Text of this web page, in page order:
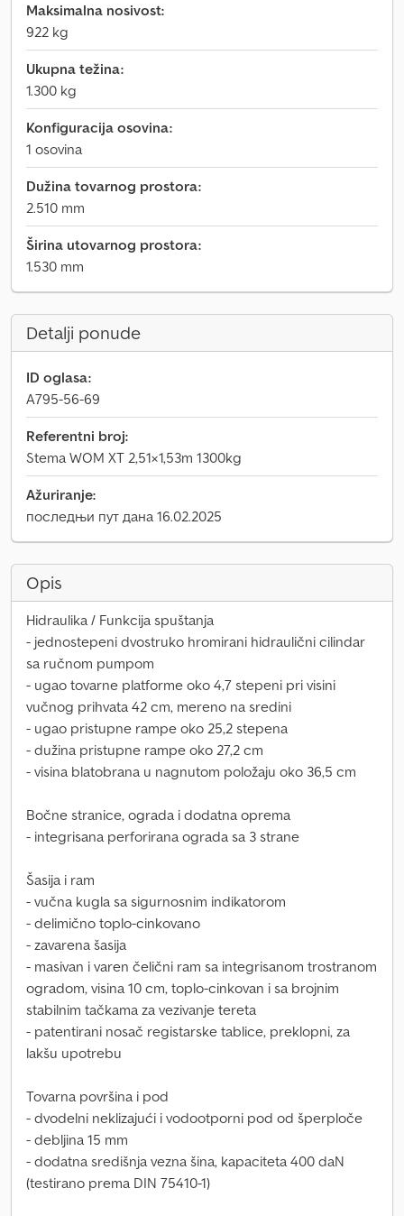
Maksimalna nosivost:
922 kg
Ukupna težina:
1.300 kg
Konfiguracija osovina:
1 osovina
Dužina tovarnog prostora:
2.510 mm
Širina utovarnog prostora:
1.530 mm
Detalji ponude
ID oglasa:
A795-56-69
Referentni broj:
Stema WOM XT 2,51×1,53m 1300kg
Ažuriranje:
последњи пут дана 16.02.2025
Opis
Hidraulika / Funkcija spuštanja
- jednostepeni dvostruko hromirani hidraulični cilindar
sa ručnom pumpom
- ugao tovarne platforme oko 4,7 stepeni pri visini
vučnog prihvata 42 cm, mereno na sredini
- ugao pristupne rampe oko 25,2 stepena
- dužina pristupne rampe oko 27,2 cm
- visina blatobrana u nagnutom položaju oko 36,5 cm
Bočne stranice, ograda i dodatna oprema
- integrisana perforirana ograda sa 3 strane
Šasija i ram
- vučna kugla sa sigurnosnim indikatorom
- delimično toplo-cinkovano
- zavarena šasija
- masivan i varen čelični ram sa integrisanom trostranom
ogradom, visina 10 cm, toplo-cinkovan i sa brojnim
stabilnim tačkama za vezivanje tereta
- patentirani nosač registarske tablice, preklopni, za
lakšu upotrebu
Tovarna površina i pod
- dvodelni neklizajući i vodootporni pod od šperploče
- debljina 15 mm
- dodatna središnja vezna šina, kapaciteta 400 daN
(testirano prema DIN 75410-1)